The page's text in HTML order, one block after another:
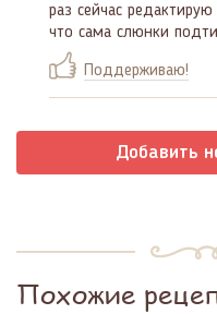
раз сейчас
что сама слюнки
Поддерживаю!
Добавить
Похожие